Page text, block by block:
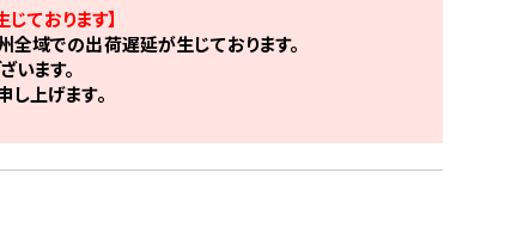
ております】
域での出荷遅延が生じております。
います。
上げます。